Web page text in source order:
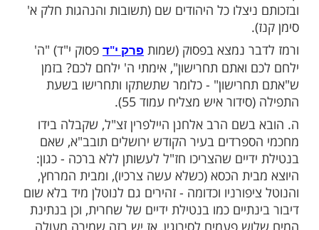
בחיי (בפרשת ויחי) שלא מצאנו שיוסף אמר
הוא מוחל, ולכן אחרי אלפי שנה היו עשרה
והראה עוד באבן שלמה (פרק י') שמי שהוא
אינו עולה מן הגיהנום עד שיעלהו הצדיק,
אינו יכול להיכנס לגן עדן עד שיבוא הצדיק
מגיהנום אינו צריך להצדיק).
שיחה בטלה ושיחת חולין בבית הכנסת, וכפי
האדמו"ר האמרי אמת מגור זצ"ל, שפירש
יהדות ספרד כמו מרוקו ותוניסיה בשואה
שהנאצים ימח שמם שהו שם?